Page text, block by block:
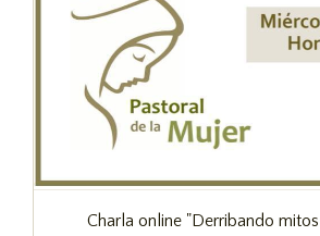
Charla online "Derribando